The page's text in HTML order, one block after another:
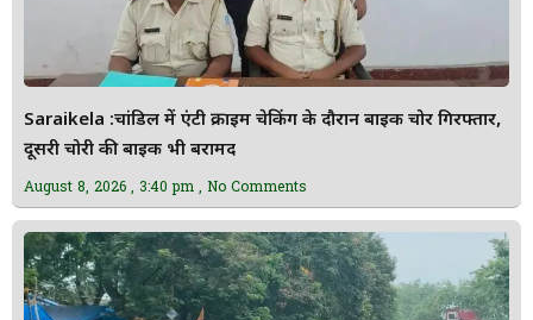
Saraikela :चांडिल में एंटी क्राइम चेकिंग के दौरान बाइक चोर गिरफ्तार,
दूसरी चोरी की बाइक भी बरामद
August 8, 2026 3:40 pm No Comments